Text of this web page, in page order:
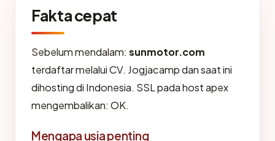
Fakta cepat
Sebelum mendalam: sunmotor.com
terdaftar melalui CV. Jogjacamp dan saat ini
dihosting di Indonesia. SSL pada host apex
mengembalikan: OK.
Mengapa usia penting